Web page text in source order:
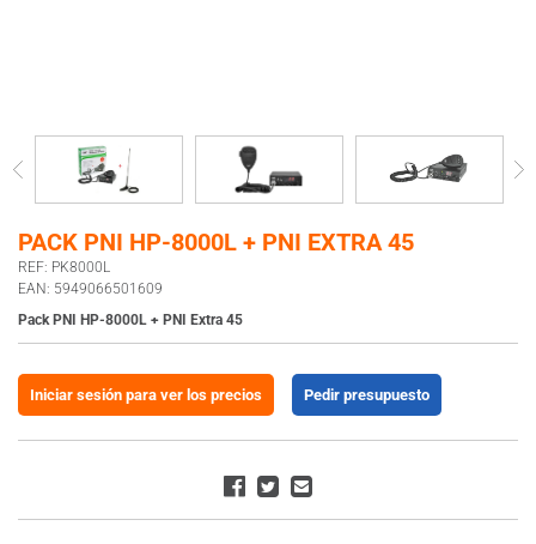
PACK PNI HP-8000L + PNI EXTRA 45
REF: PK8000L
EAN: 5949066501609
Pack PNI HP-8000L + PNI Extra 45
Iniciar sesión para ver los precios Pedir presupuesto